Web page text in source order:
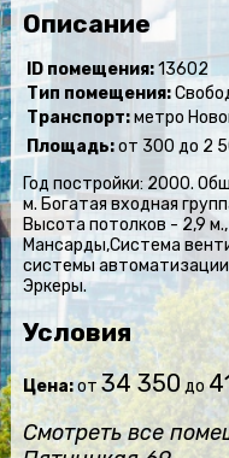
Описание
ID помещения:13602
Тип помещения:
Транспорт:метро
Площадь:от 300 до 2
Год постройки: 2000.
м. Богатая входная
Высота потолков - 2,9
Мансарды,Система
системы
Эркеры.
Условия
Цена:от 34 350 до
Смотреть все